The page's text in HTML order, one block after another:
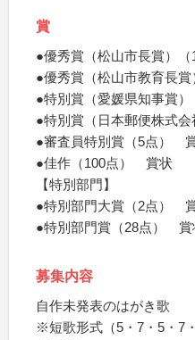
賞
●優秀賞（松山市長賞）
●優秀賞（松山市教育長
●特別賞（愛媛県知事賞
●特別賞（日本郵便株式
●審査員特別賞（5点）
●佳作（100点） 賞状
【特別部門】
●特別部門大賞（2点）
●特別部門賞（28点） 賞
募集内容
自作未発表のはがき歌
※短歌形式（5・7・5・7